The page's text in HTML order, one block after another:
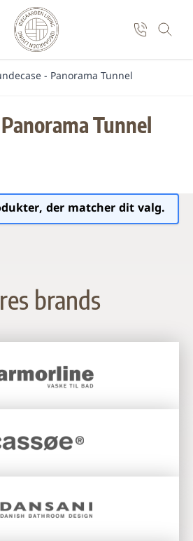
- Panorama Tunnel
Tunnel
der matcher dit valg.
brands